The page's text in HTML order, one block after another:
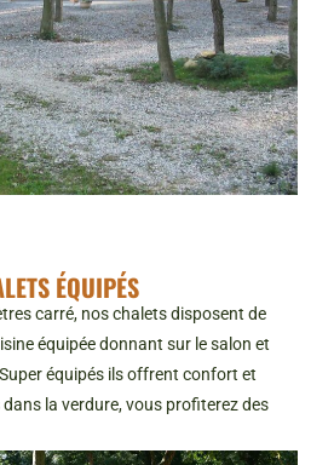
ÉQUIPÉS
carré, nos chalets disposent de
équipée donnant sur le salon et
équipés ils offrent confort et
la verdure, vous profiterez des